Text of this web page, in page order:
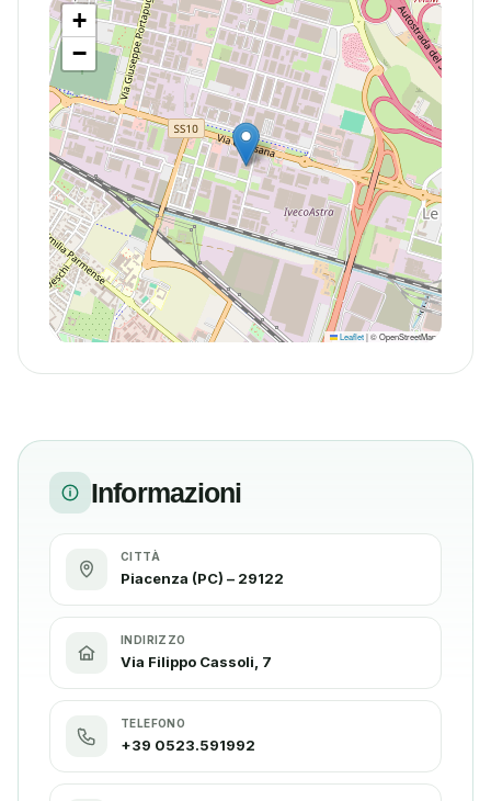
+
−
Leaflet|© OpenStreetMap
Informazioni
CITTÀ
Piacenza (PC) – 29122
INDIRIZZO
Via Filippo Cassoli, 7
TELEFONO
+39 0523.591992